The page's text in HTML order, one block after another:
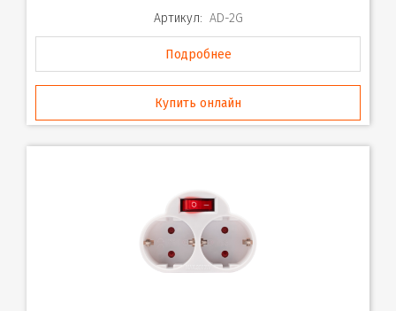
Артикул: AD-2G
Подробнее
Купить онлайн